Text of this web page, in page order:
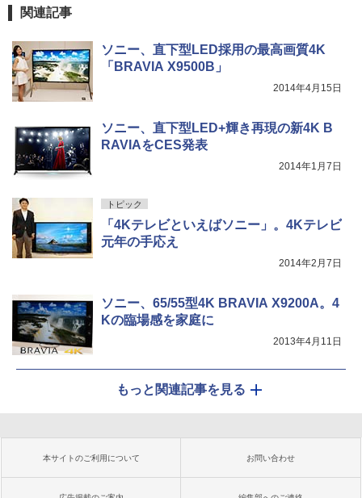
関連記事
ソニー、直下型LED採用の最高画質4K
「BRAVIA X9500B」
2014年4月15日
ソニー、直下型LED+輝き再現の新4K B
RAVIAをCES発表
2014年1月7日
トピック
「4Kテレビといえばソニー」。4Kテレビ
元年の手応え
2014年2月7日
ソニー、65/55型4K BRAVIA X9200A。4
Kの臨場感を家庭に
2013年4月11日
もっと関連記事を見る
本サイトのご利用について お問い合わせ